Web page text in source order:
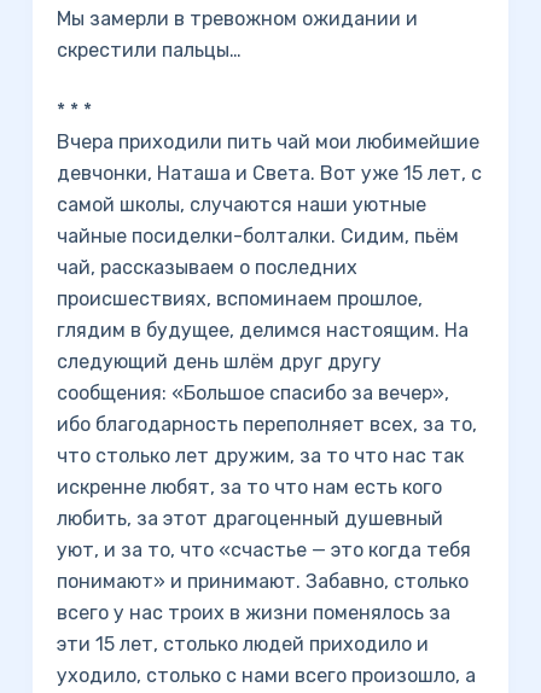
Мы замерли в тревожном ожидании и
скрестили пальцы…
* * *
Вчера приходили пить чай мои любимейшие
девчонки, Наташа и Света. Вот уже 15 лет, с
самой школы, случаются наши уютные
чайные посиделки-болталки. Сидим, пьём
чай, рассказываем о последних
происшествиях, вспоминаем прошлое,
глядим в будущее, делимся настоящим. На
следующий день шлём друг другу
сообщения: «Большое спасибо за вечер»,
ибо благодарность переполняет всех, за то,
что столько лет дружим, за то что нас так
искренне любят, за то что нам есть кого
любить, за этот драгоценный душевный
уют, и за то, что «счастье — это когда тебя
понимают» и принимают. Забавно, столько
всего у нас троих в жизни поменялось за
эти 15 лет, столько людей приходило и
уходило, столько с нами всего произошло, а